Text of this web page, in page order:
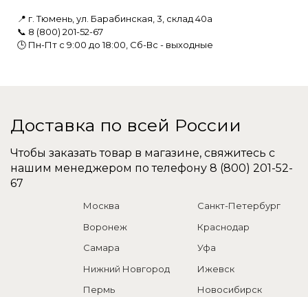
📍 г. Тюмень, ул. Барабинская, 3, склад 40а
📞 8 (800) 201-52-67
🕒 Пн-Пт с 9:00 до 18:00, Сб-Вс - выходные
Доставка по всей России
Чтобы заказать товар в магазине, свяжитесь с
нашим менеджером по телефону 8 (800) 201-52-
67
Москва
Санкт-Петербург
Воронеж
Краснодар
Самара
Уфа
Нижний Новгород
Ижевск
Пермь
Новосибирск